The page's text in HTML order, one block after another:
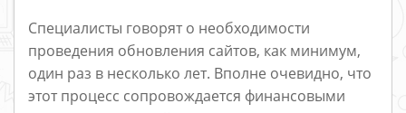
Специалисты говорят о необходимости
проведения обновления сайтов, как минимум,
один раз в несколько лет. Вполне очевидно, что
этот процесс сопровождается финансовыми